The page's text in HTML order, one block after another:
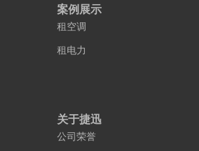
案例展示
租空调
租电力
关于捷迅
公司荣誉